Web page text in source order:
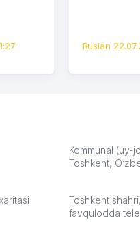
Ruslan
Kommunal (uy-
Toshkent,
Toshkent
favqulodda